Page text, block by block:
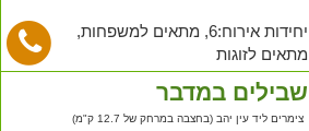
יחידות אירוח:6, מתאים למשפחות,
מתאים לזוגות
שבילים במדבר
צימרים ליד עין יהב (בחצבה במרחק של 12.7 ק"מ)